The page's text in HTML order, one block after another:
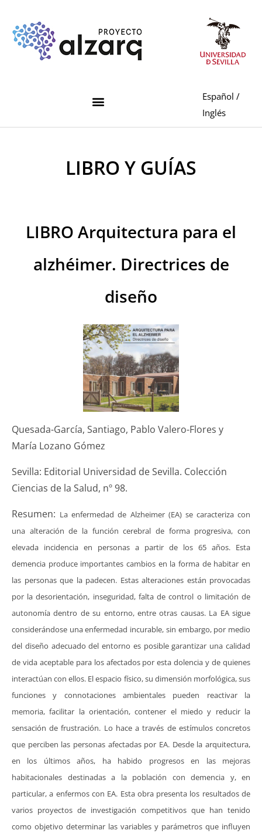
Español /
Inglés
LIBRO Y GUÍAS
LIBRO Arquitectura para el
alzhéimer. Directrices de
diseño
Quesada-García, Santiago, Pablo Valero-Flores y
María Lozano Gómez
Sevilla: Editorial Universidad de Sevilla. Colección
Ciencias de la Salud, nº 98.
Resumen: La enfermedad de Alzheimer (EA) se caracteriza con
una alteración de la función cerebral de forma progresiva, con
elevada incidencia en personas a partir de los 65 años. Esta
demencia produce importantes cambios en la forma de habitar en
las personas que la padecen. Estas alteraciones están provocadas
por la desorientación, inseguridad, falta de control o limitación de
autonomía dentro de su entorno, entre otras causas. La EA sigue
considerándose una enfermedad incurable, sin embargo, por medio
del diseño adecuado del entorno es posible garantizar una calidad
de vida aceptable para los afectados por esta dolencia y de quienes
interactúan con ellos. El espacio físico, su dimensión morfológica, sus
funciones y connotaciones ambientales pueden reactivar la
memoria, facilitar la orientación, contener el miedo y reducir la
sensación de frustración. Lo hace a través de estímulos concretos
que perciben las personas afectadas por EA. Desde la arquitectura,
en los últimos años, ha habido progresos en las mejoras
habitacionales destinadas a la población con demencia y, en
particular, a enfermos con EA. Esta obra presenta los resultados de
varios proyectos de investigación competitivos que han tenido
como objetivo determinar las variables y parámetros que influyen